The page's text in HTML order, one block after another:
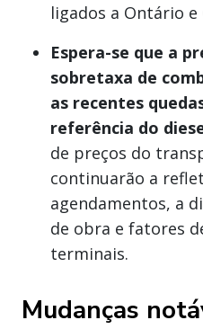
ligados a Ontário e
Espera-se que a
sobretaxa de
as recentes
referência do
de preços do
continuarão a
agendamentos, a
de obra e fatores
terminais.
Mudanças